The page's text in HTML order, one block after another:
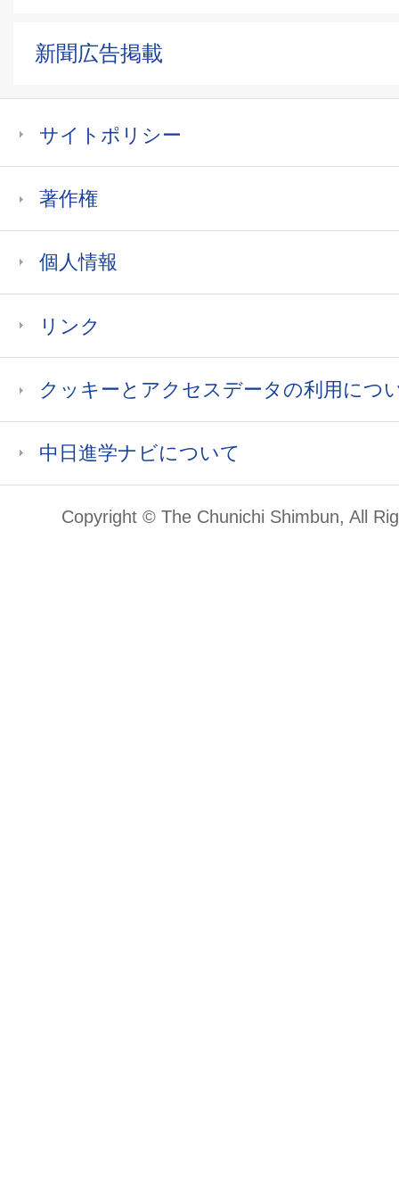
新聞広告掲載
サイトポリシー
著作権
個人情報
リンク
クッキーとアクセスデータの利用につ
中日進学ナビについて
Copyright © The Chunichi Shimbun, All